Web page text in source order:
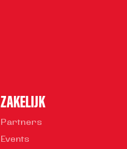
ZAKELIJK
Partners
Events